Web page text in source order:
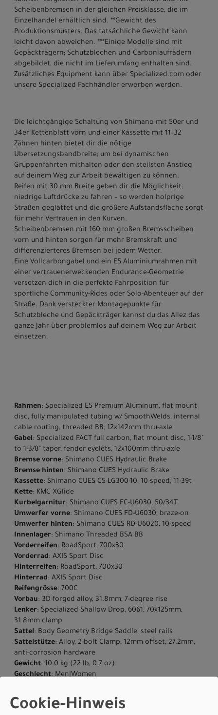
Scheibenbremsen in der gleichen Preisklasse, die im
Einzelhandel erhältlich sind. **Gewicht des
Produktionsmusters. Das tatsächliche Gewicht kann
leicht davon abweichen. ***Einige Modelle sind mit
Gepäckträgern; Schutzblechen und Carbonlaufrädern
abgebildet, die nicht im Lieferumfang enthalten sind.
Zusätzliches Equipment kann über Specialized.com oder
unsere Specialized Fachhändler erworben werden.
Die leichtgängige Schaltung von Shimano mit 50er und
34er Kettenblatt vorn und einer Kassette mit 11–32
Zähnen hinten bietet dir die nötige
Übersetzungsbandbreite; um bei dynamischen
Gruppenfahrten mithalten oder den steilsten Anstieg
auf deinem Weg zur Arbeit bewältigen zu können.
Reifen mit 30 mm Breite geben dir die Möglichkeit;
niedrige Luftdrücke zu fahren – so werden holprige
Straßen geglättet und die größere Aufstandsfläche sorgt
für mehr Vertrauen in den Kurven.
Scheibenbremsen mit 160 mm großen Bremsscheiben
vorn und hinten sorgen für mehr Bremskraft und
differenzierteres Bremsen bei jedem Wetter.
Eine Vollcarbongabel und ein E5 Aluminiumrahmen mit
einer vertrauenerweckenden Endurance-Geometrie
versetzen dich in die perfekte Fahrposition für
sportliche Community-Rides oder Solo-Abenteuer auf der
Straße. Dank versteckter Montagepunkte für
Schutzbleche und Gepäckträger kannst du das Allez das
ganze Jahr über problemlos auf deinem Weg zur Arbeit
einsetzen.
Rahmen: Specialized E5 Premium Aluminum, flat mount
disc, fully manipulated tubing w/ SmoothWelds, internal
cable routing, threaded BB, 12x142mm thru-axle
Gabel: Specialized FACT full carbon, flat mount disc, 1-1/8"
to 1-3/8" taper, fender eyelets, 12x100mm thru-axle
Bremse vorne: Shimano CUES Hydraulic Brake
Bremse hinten: Shimano CUES Hydraulic Brake
Kassette: Shimano CUES CS-LG300-10, 10 speed, 11-39t
Kette: KMC XGlide
Kurbelgarnitur: Shimano CUES FC-U6030, 50/34T
Umwerfer vorne: Shimano CUES FD-U6030, braze-on
Umwerfer hinten: Shimano CUES RD-U6020, 10-speed
Innenlager: Shimano Threaded BSA BB
Vorderreifen: RoadSport, 700x30
Vorderrad: AXIS Sport Disc
Hinterreifen: RoadSport, 700x30
Hinterrad: AXIS Sport Disc
Reifengrösse: 700C
Vorbau: 3D-forged alloy, 31.8mm, 7-degree rise
Lenker: Specialized Shallow Drop, 6061, 70x125mm,
31.8mm clamp
Sattel: Body Geometry Bridge Saddle, steel rails
Sattelstütze: Alloy, 2-bolt Clamp, 12mm offset, 27.2mm,
anti-corrosion hardware
Gewicht: 10.0 kg (22 lb, 0.7 oz)
Geschlecht: Men|Women
Marke Specialized:
Specialized Germany GmbH
Hauptstr. 4
Cookie-Hinweis